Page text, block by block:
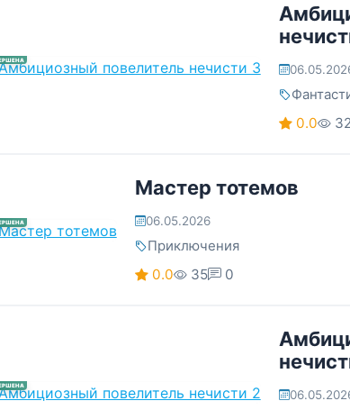
0.0
Мастер тотемов
06.05.2026
Приключения
0.0
35 0